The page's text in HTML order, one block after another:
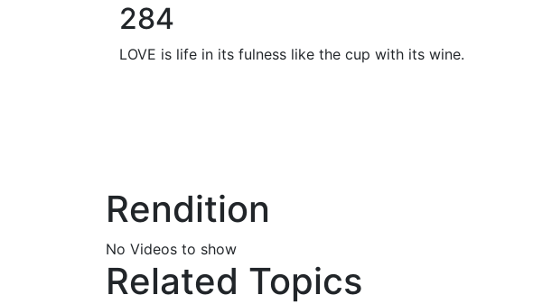
284
LOVE is life in its fulness like the cup with its wine.
Rendition
No Videos to show
Related Topics